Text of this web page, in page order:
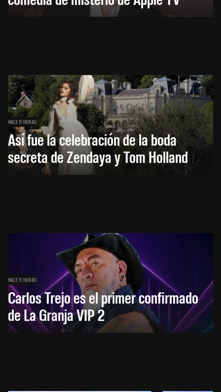
HACE 11 HORAS
Así fue la celebración de la boda
secreta de Zendaya y Tom Holland
HACE 11 HORAS
Carlos Trejo es el primer confirmado
de La Granja VIP 2